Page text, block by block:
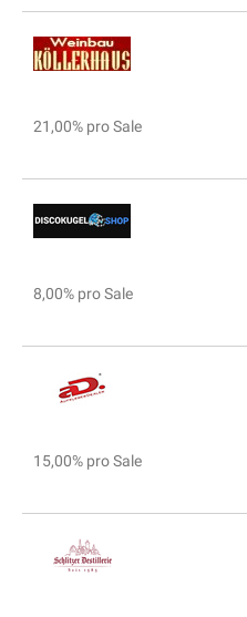
21,00% pro Sale
8,00% pro Sale
15,00% pro Sale